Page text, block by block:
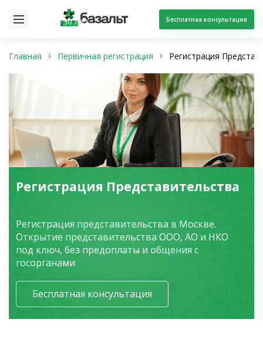
30 лет Бесплатная консультация
Главная Первичная регистрация Регистрация
Регистрация Представительства
Регистрация представительства в Москве.
Открытие представительства ООО, АО и НКО
под ключ, без предоплаты и общения с
госорганами
Бесплатная консультация